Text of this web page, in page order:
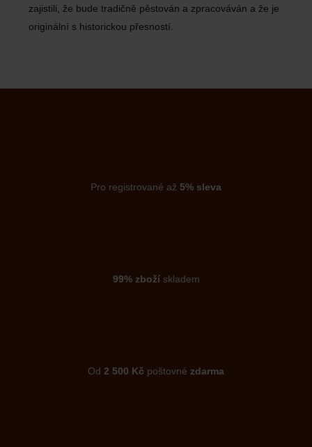
zajistili, že bude tradičně pěstován a zpracováván a že je
originální s historickou přesností.
Pro registrované až 5% sleva
99% zbožískladem
Od 2 500 Kč poštovné zdarma